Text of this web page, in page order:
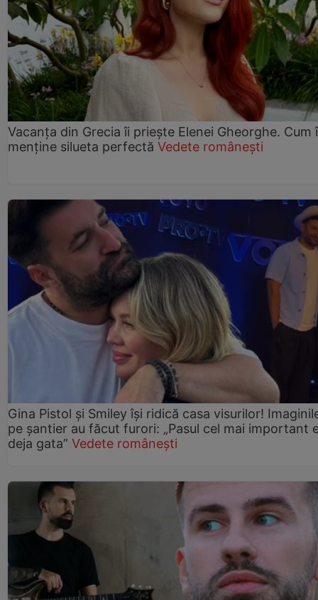
Vacanța din Grecia îi priește Elenei Gheorghe. Cum
menține silueta perfectă Vedete românești
Gina Pistol și Smiley își ridică casa visurilor!
pe șantier au făcut furori: „Pasul cel mai important
deja gata” Vedete românești